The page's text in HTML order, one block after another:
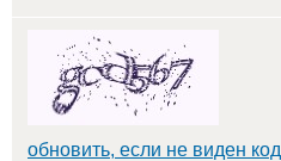
обновить, если не виден код